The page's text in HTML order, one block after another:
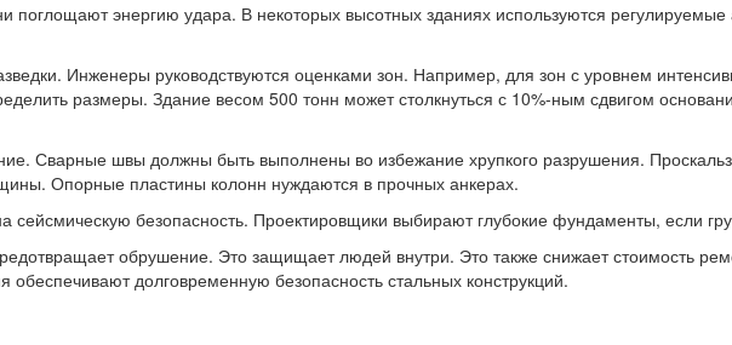
энергию удара. В некоторых высотных зданиях используются
Инженеры руководствуются оценками зон. Например, для зон с уровнем
размеры. Здание весом 500 тонн может столкнуться с 10%-ным сдвигом
Сварные швы должны быть выполнены во избежание хрупкого разрушения.
Опорные пластины колонн нуждаются в прочных анкерах.
сейсмическую безопасность. Проектировщики выбирают глубокие фундаменты, если
обрушение. Это защищает людей внутри. Это также снижает стоимость
долговременную безопасность стальных конструкций.